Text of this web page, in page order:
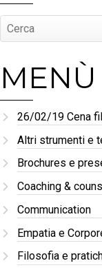
26/02/19 Cena
Altri strumenti e
Brochures e
Coaching &
Communication
Empatia e
Filosofia e